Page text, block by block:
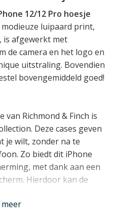
12/12 Pro hoesje
luipaard print,
is afgewerkt met
de camera en het logo en
uitstraling. Bovendien
bovengemiddeld goed!
van Richmond & Finch is
Deze cases geven
je wilt, zonder na te
Zo biedt dit iPhone
met dank aan een
Hierdoor kan de
is bovendien opgebouwd
meer